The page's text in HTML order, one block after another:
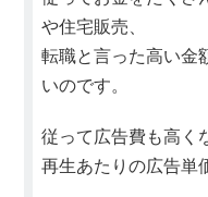
や住宅販売、
転職と言った高い金
いのです。
従って広告費も高く
再生あたりの広告単